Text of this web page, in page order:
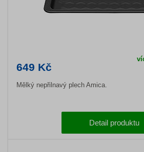
649 Kč
Mělký nepřilnavý plech Amica.
Detail produktu